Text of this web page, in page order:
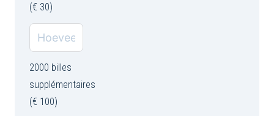
(€ 30)
2000 billes
supplémentaires
(€ 100)